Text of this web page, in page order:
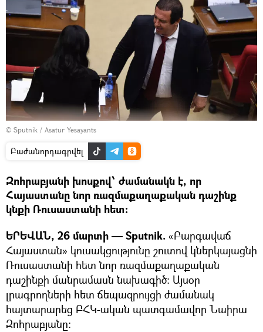
© Sputnik / Asatur Yesayants
Բաժանորդագրվել
Զոհրաբյանի խոսքով՝ ժամանակն է, որ
Հայաստանը նոր ռազմաքաղաքական դաշինք
կնքի Ռուսաստանի հետ։
ԵՐԵՎԱՆ, 26 մարտի — Sputnik. «Բարգավաճ
Հայաստան» կուսակցությունը շուտով կներկայացնի
Ռուսաստանի հետ նոր ռազմաքաղաքական
դաշինքի մանրամասն նախագիծ։ Այսօր
լրագրողների հետ ճեպազրույցի ժամանակ
հայտարարեց ԲՀԿ-ական պատգամավոր Նաիրա
Զոհրաբյանը: